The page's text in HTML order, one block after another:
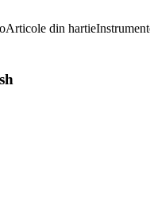
Articole din hartie